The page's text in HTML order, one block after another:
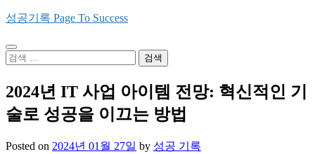
Skip
성공기록 Page To Success
검
2024년 IT 사업 아이템 전망: 혁신적인 기
술로 성공을 이끄는 방법
Posted on 2024년 01월 27일 by 성공 기록